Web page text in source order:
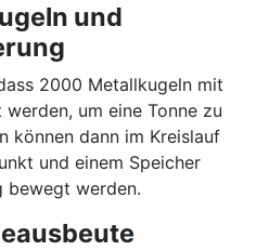
und
2000 Metallkugeln mit
um eine Tonne zu
können dann im Kreislauf
und einem Speicher
bewegt werden.